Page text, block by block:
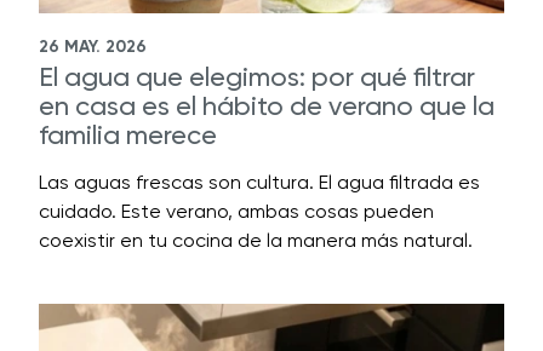
26 MAY. 2026
El agua que elegimos: por qué filtrar
en casa es el hábito de verano que la
familia merece
Las aguas frescas son cultura. El agua filtrada es
cuidado. Este verano, ambas cosas pueden
coexistir en tu cocina de la manera más natural.